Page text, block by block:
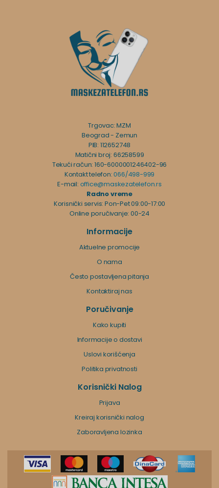
Trgovac: MZM
Beograd - Zemun
PIB: 112652748
Matični broj: 66258599
Tekući račun: 160-6000001246402-96
Kontakt telefon:066/498-999
E-mail: office@maskezatelefon.rs
Radno vreme
Korisnički servis: Pon-Pet 09:00-17:00
Online poručivanje: 00-24
Informacije
Aktuelne promocije
O nama
Često postavljena pitanja
Kontaktiraj nas
Poručivanje
Kako kupiti
Informacije o dostavi
Uslovi korišćenja
Politika privatnosti
Korisnički Nalog
Prijava
Kreiraj korisnički nalog
Zaboravljena lozinka